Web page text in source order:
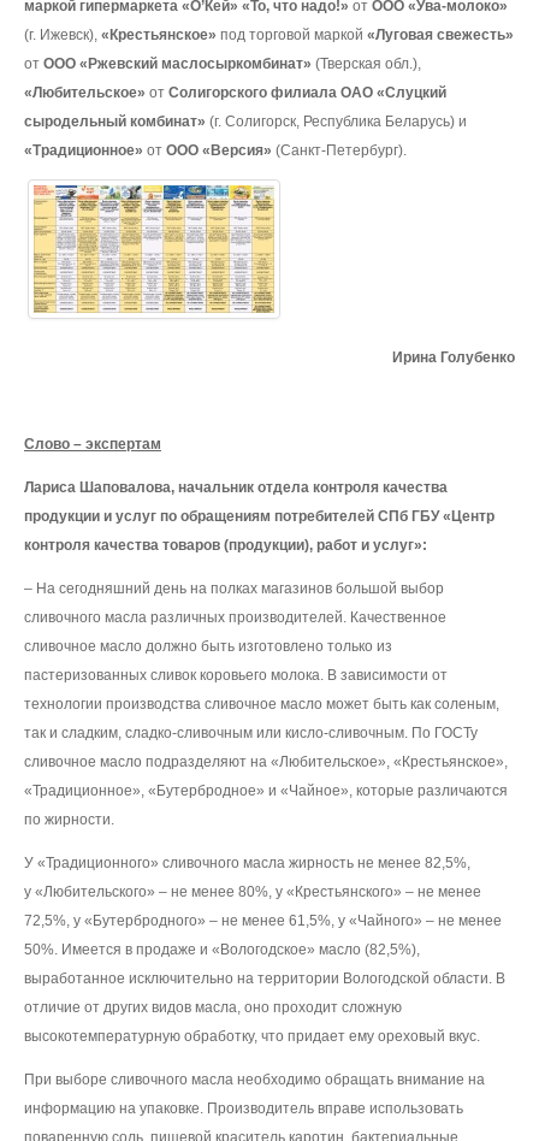
маркой гипермаркета «О’Кей» «То, что надо!» от ООО «Ува-молоко»
(г. Ижевск), «Крестьянское» под торговой маркой «Луговая свежесть»
от ООО «Ржевский маслосыркомбинат» (Тверская обл.),
«Любительское» от Солигорского филиала ОАО «Слуцкий
сыродельный комбинат» (г. Солигорск, Республика Беларусь) и
«Традиционное» от ООО «Версия» (Санкт-Петербург).
Ирина Голубенко
Слово – экспертам
Лариса Шаповалова, начальник отдела контроля качества
продукции и услуг по обращениям потребителей СПб ГБУ «Центр
контроля качества товаров (продукции), работ и услуг»:
– На сегодняшний день на полках магазинов большой выбор
сливочного масла различных производителей. Качественное
сливочное масло должно быть изготовлено только из
пастеризованных сливок коровьего молока. В зависимости от
технологии производства сливочное масло может быть как соленым,
так и сладким, сладко-сливочным или кисло-сливочным. По ГОСТу
сливочное масло подразделяют на «Любительское», «Крестьянское»,
«Традиционное», «Бутербродное» и «Чайное», которые различаются
по жирности.
У «Традиционного» сливочного масла жирность не менее 82,5%,
у «Любительского» – не менее 80%, у «Крестьянского» – не менее
72,5%, у «Бутербродного» – не менее 61,5%, у «Чайного» – не менее
50%. Имеется в продаже и «Вологодское» масло (82,5%),
выработанное исключительно на территории Вологодской области. В
отличие от других видов масла, оно проходит сложную
высокотемпературную обработку, что придает ему ореховый вкус.
При выборе сливочного масла необходимо обращать внимание на
информацию на упаковке. Производитель вправе использовать
поваренную соль, пищевой краситель каротин, бактериальные